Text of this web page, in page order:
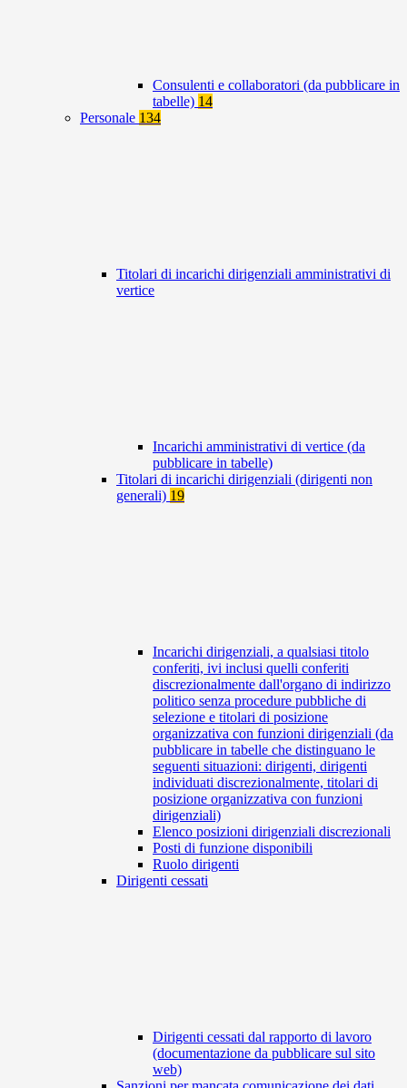
Consulenti e collaboratori (da pubblicare in
tabelle) 14
Personale 134
Titolari di incarichi dirigenziali amministrativi di
vertice
Incarichi amministrativi di vertice (da
pubblicare in tabelle)
Titolari di incarichi dirigenziali (dirigenti non
generali) 19
Incarichi dirigenziali, a qualsiasi titolo
conferiti, ivi inclusi quelli conferiti
discrezionalmente dall'organo di indirizzo
politico senza procedure pubbliche di
selezione e titolari di posizione
organizzativa con funzioni dirigenziali (da
pubblicare in tabelle che distinguano le
seguenti situazioni: dirigenti, dirigenti
individuati discrezionalmente, titolari di
posizione organizzativa con funzioni
dirigenziali)
Elenco posizioni dirigenziali discrezionali
Posti di funzione disponibili
Ruolo dirigenti
Dirigenti cessati
Dirigenti cessati dal rapporto di lavoro
(documentazione da pubblicare sul sito
web)